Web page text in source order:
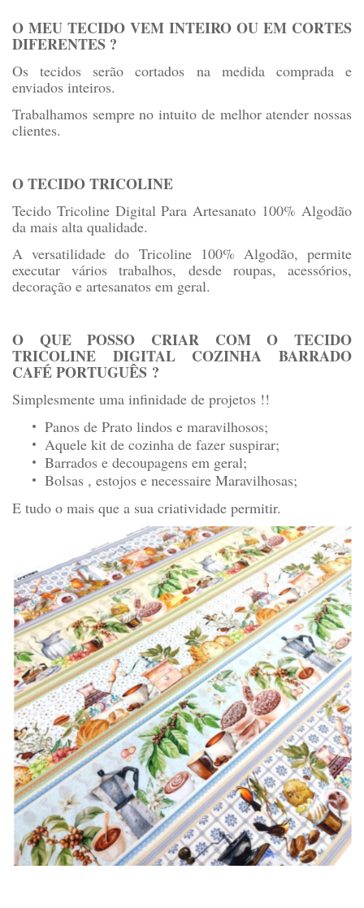
O MEU TECIDO VEM INTEIRO OU EM CORTES
DIFERENTES ?
Os tecidos serão cortados na medida comprada e
enviados inteiros.
Trabalhamos sempre no intuito de melhor atender nossas
clientes.
O TECIDO TRICOLINE
Tecido Tricoline Digital Para Artesanato 100% Algodão
da mais alta qualidade.
A versatilidade do Tricoline 100% Algodão, permite
executar vários trabalhos, desde roupas, acessórios,
decoração e artesanatos em geral.
O QUE POSSO CRIAR COM O TECIDO
TRICOLINE DIGITAL COZINHA BARRADO
CAFÉ PORTUGUÊS ?
Simplesmente uma infinidade de projetos !!
Panos de Prato lindos e maravilhosos;
Aquele kit de cozinha de fazer suspirar;
Barrados e decoupagens em geral;
Bolsas , estojos e necessaire Maravilhosas;
E tudo o mais que a sua criatividade permitir.